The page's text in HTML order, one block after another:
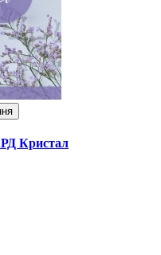
Кристал